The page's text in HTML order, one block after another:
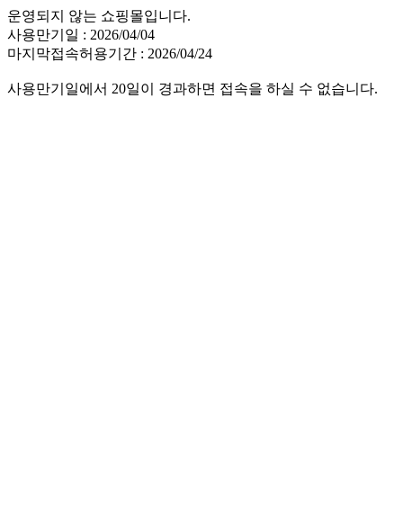
운영되지 않는 쇼핑몰입니다.
사용만기일 : 2026/04/04
마지막접속허용기간 : 2026/04/24
사용만기일에서 20일이 경과하면 접속을 하실 수 없습니다.